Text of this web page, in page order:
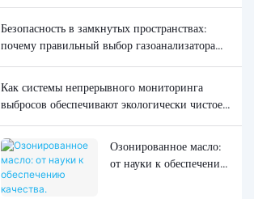
промышленности
Безопасность в замкнутых пространствах:
почему правильный выбор газоанализатора
Как системы непрерывного мониторинга
выбросов обеспечивают экологически чистое
Озонированное масло:
от науки к обеспечению